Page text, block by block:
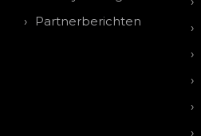
Partnerberichten